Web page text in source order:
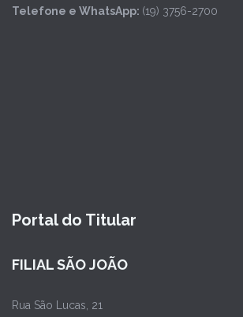
Telefone e WhatsApp: (19) 3756-2700
Portal do Titular
FILIAL SÃO JOÃO
Rua São Lucas, 21